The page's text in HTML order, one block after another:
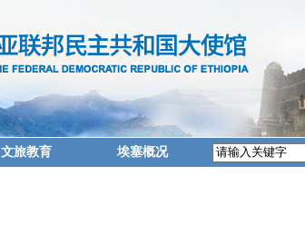
文旅教育 埃塞概况